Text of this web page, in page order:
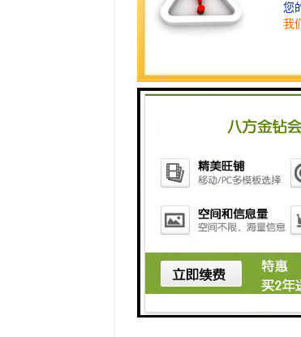
快速部署：配备了完善的
在智能科技、自动化科
SIEMENS西门子PLC模
系列中的重要组成部分，
1. 灵活性和可扩展性：
2. 高速、高精度的模拟量
3. 高可靠性和稳定性：
4. 灵活可编程：S7-300
工程师提供了更多编程选
5. 可靠的通讯接口：S7-
购买SIEMENS西门子